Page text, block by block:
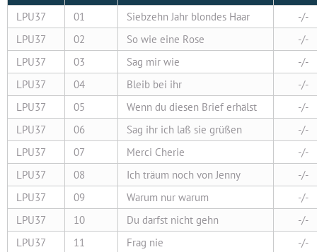
LPU37 01 Siebzehn Jahr blondes Haar
-/-
LPU37
02 So wie eine Rose
-/-
LPU37
03 Sag mir wie
-/-
LPU37
04 Bleib bei ihr
-/-
LPU37
05 Wenn du diesen Brief erhälst
-/-
LPU37
06 Sag ihr ich laß sie grüßen
-/-
LPU37
07 Merci Cherie
-/-
LPU37
08 Ich träum noch von Jenny
-/-
LPU37
09 Warum nur warum
-/-
LPU37
10 Du darfst nicht gehn
-/-
LPU37
11 Frag nie
-/-